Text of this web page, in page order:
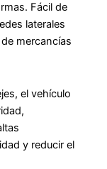
Fácil de
laterales
mercancías
el vehículo
y reducir el